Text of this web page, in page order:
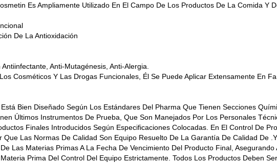
Es Ampliamente Utilizado En El Campo De Los Productos De La Comida Y
De La Antioxidación
Anti-Mutagénesis, Anti-Alergia.
Cosméticos Y Las Drogas Funcionales, Él Se Puede Aplicar Extensamente En
Bien Diseñado Según Los Estándares Del Pharma Que Tienen Secciones
Últimos Instrumentos De Prueba, Que Son Manejados Por Los Personales
Finales Introducidos Según Especificaciones Colocadas. En El Control De
Las Normas De Calidad Son Equipo Resuelto De La Garantía De Calidad De
Las Materias Primas A La Fecha De Vencimiento Del Producto Final,
Prima Del Control Del Equipo Estrictamente. Todos Los Productos Deben